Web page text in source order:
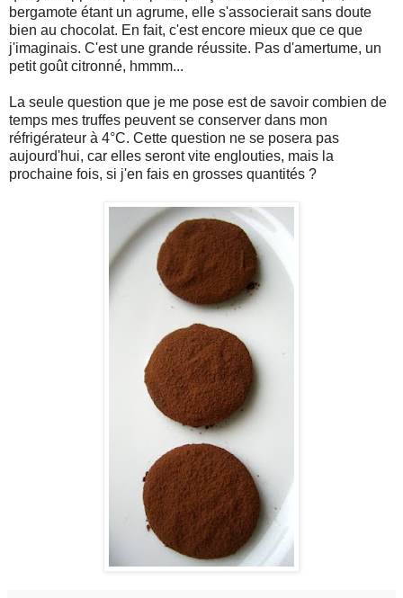
bergamote étant un agrume, elle s'associerait sans doute
bien au chocolat. En fait, c'est encore mieux que ce que
j'imaginais. C'est une grande réussite. Pas d'amertume, un
petit goût citronné, hmmm...
La seule question que je me pose est de savoir combien de
temps mes truffes peuvent se conserver dans mon
réfrigérateur à 4°C. Cette question ne se posera pas
aujourd'hui, car elles seront vite englouties, mais la
prochaine fois, si j'en fais en grosses quantités ?